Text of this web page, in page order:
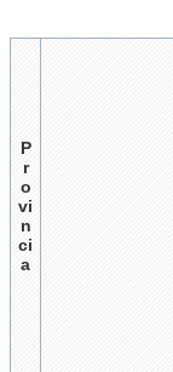
P
r
o
vi
n
ci
a